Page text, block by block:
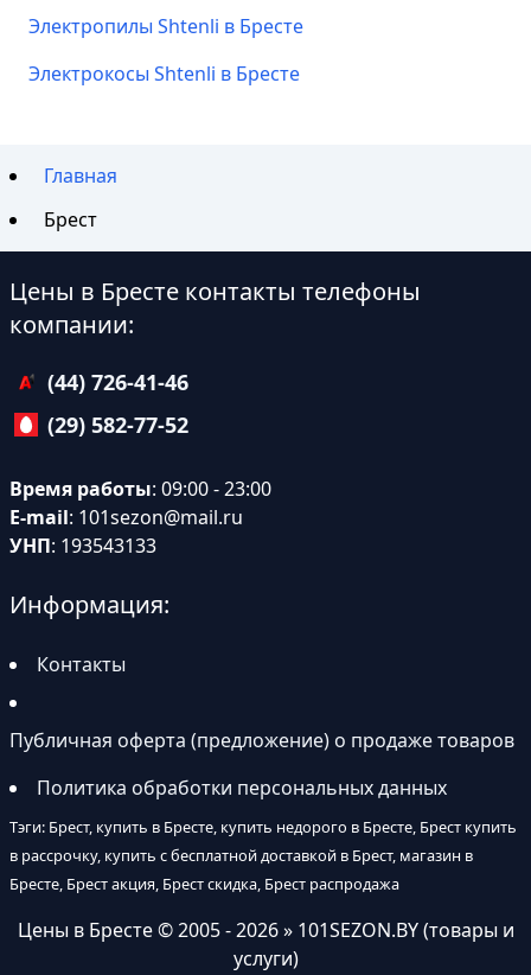
Электропилы Shtenli в Бресте
Электрокосы Shtenli в Бресте
Главная
Брест
Цены в Бресте контакты телефоны
компании:
(44) 726-41-46
(29) 582-77-52
Время работы: 09:00 - 23:00
E-mail: 101sezon@mail.ru
УНП: 193543133
Информация:
Контакты
Публичная оферта (предложение) о продаже товаров
Политика обработки персональных данных
Тэги: Брест, купить в Бресте, купить недорого в Бресте, Брест купить
в рассрочку, купить с бесплатной доставкой в Брест, магазин в
Бресте, Брест акция, Брест скидка, Брест распродажа
Цены в Бресте© 2005 - 2026 » 101SEZON.BY (товары и
услуги)